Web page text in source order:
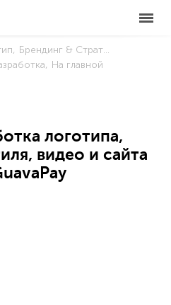
Брендинг & Стратегия
На главной
логотипа,
видео и сайта